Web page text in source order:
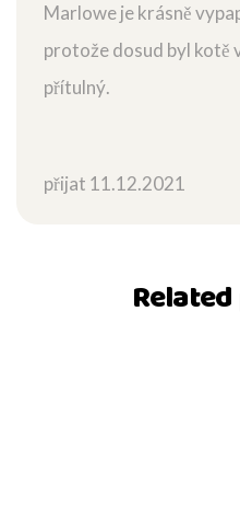
Marlowe je krásně
protože dosud byl kotě
přítulný.
přijat 11.12.2021